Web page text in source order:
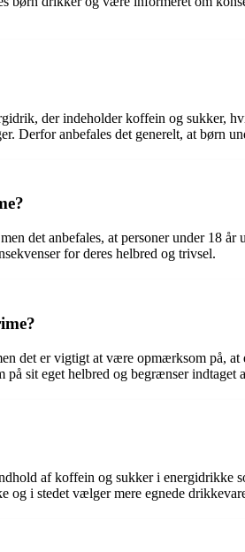
der indeholder koffein og sukker,
Derfor anbefales det generelt, at børn
det anbefales, at personer under 18
for deres helbred og trivsel.
det er vigtigt at være opmærksom
sit eget helbred og begrænser indtaget
af koffein og sukker i energidrikke
og i stedet vælger mere egnede